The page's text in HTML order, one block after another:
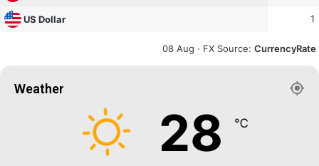
US Dollar 1
08 Aug · FX Source: CurrencyRate
Weather
28 ℃